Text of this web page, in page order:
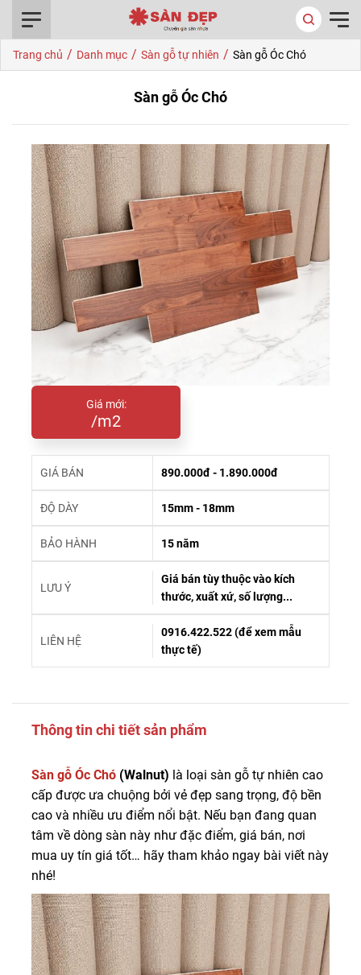
Trang chủ / Danh mục / Sàn gỗ tự nhiên / Sàn gỗ Óc Chó
Sàn gỗ Óc Chó
Giá mới:
/m2
GIÁ BÁN 890.000đ - 1.890.000đ
ĐỘ DÀY 15mm - 18mm
BẢO HÀNH 15 năm
LƯU Ý
Giá bán tùy thuộc vào kích
thước, xuất xứ, số lượng...
LIÊN HỆ
0916.422.522 (để xem mẫu
thực tế)
Thông tin chi tiết sản phẩm
Sàn gỗ Óc Chó (Walnut) là loại sàn gỗ tự nhiên cao
cấp được ưa chuộng bởi vẻ đẹp sang trọng, độ bền
cao và nhiều ưu điểm nổi bật. Nếu bạn đang quan
tâm về dòng sàn này như đặc điểm, giá bán, nơi
mua uy tín giá tốt… hãy tham khảo ngay bài viết này
nhé!